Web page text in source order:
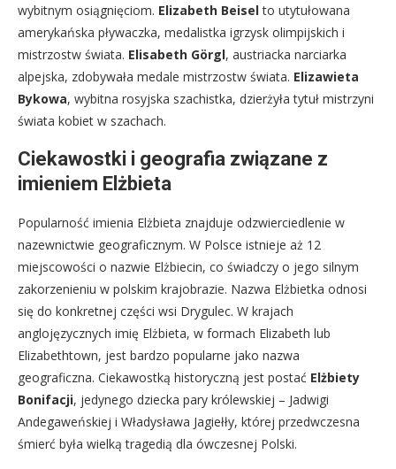
wybitnym osiągnięciom. Elizabeth Beiselto utytułowana
amerykańska pływaczka, medalistka igrzysk olimpijskich i
mistrzostw świata. Elisabeth Görgl, austriacka narciarka
alpejska, zdobywała medale mistrzostw świata. Elizawieta
Bykowa, wybitna rosyjska szachistka, dzierżyła tytuł mistrzyni
świata kobiet w szachach.
Ciekawostki i geografia związane z
imieniem Elżbieta
Popularność imienia Elżbieta znajduje odzwierciedlenie w
nazewnictwie geograficznym. W Polsce istnieje aż 12
miejscowości o nazwie Elżbiecin, co świadczy o jego silnym
zakorzenieniu w polskim krajobrazie. Nazwa Elżbietka odnosi
się do konkretnej części wsi Drygulec. W krajach
anglojęzycznych imię Elżbieta, w formach Elizabeth lub
Elizabethtown, jest bardzo popularne jako nazwa
geograficzna. Ciekawostką historyczną jest postać Elżbiety
Bonifacji, jedynego dziecka pary królewskiej – Jadwigi
Andegaweńskiej i Władysława Jagiełły, której przedwczesna
śmierć była wielką tragedią dla ówczesnej Polski.